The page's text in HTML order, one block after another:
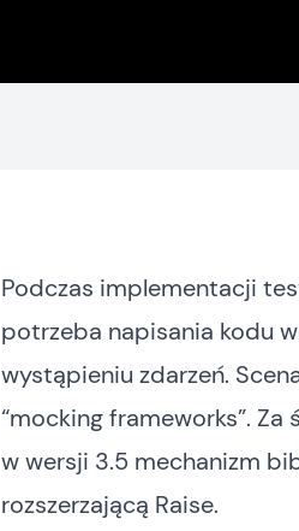
Podczas implementacji
potrzeba napisania kodu
wystąpieniu zdarzeń.
“mocking frameworks”.
w wersji 3.5 mechanizm
rozszerzającą Raise.